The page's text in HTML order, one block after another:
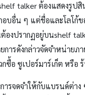
talker ต้องแสดงรูปสิ
อบอื่น ๆ แต่ชื่อและโลโก้ข
องปรากฏอยู่บนshelf
การดังกล่าวจัดจำหน่ายภ
ซื้อ ซูเปอร์มาร์เก็ต หรือ
ารจดจำให้กับแบรนด์ต่าง